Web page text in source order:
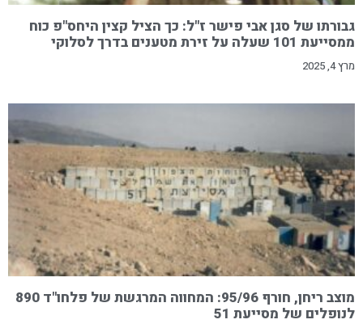
גבורתו של סגן אבי פישר ז"ל: כך הציל קצין היחס"פ כוח
ממסייעת 101 שעלה על זירת מטענים בדרך לסלוקי
מרץ 4, 2025
מוצב ריחן, חורף 95/96: המחווה המרגשת של פלחו"ד 890
לנופלים של מסייעת 51